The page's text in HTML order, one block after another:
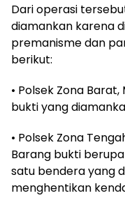
Dari operasi
diamankan karena
premanisme dan
berikut:
• Polsek Zona
bukti yang
• Polsek Zona
Barang bukti
satu bendera yang
menghentikan